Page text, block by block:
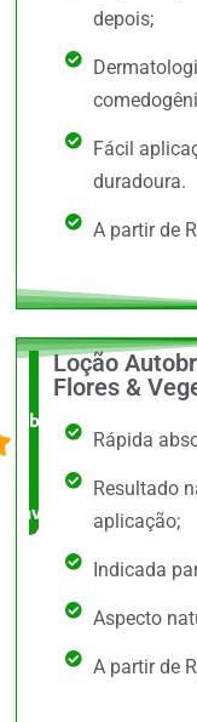
depois;
Fácil
duradoura.
A partir de
O +
barato,
avaliado!
Loção
Flores &
Rápida
Resultado
aplicação;
Indicada
Aspecto
A partir de